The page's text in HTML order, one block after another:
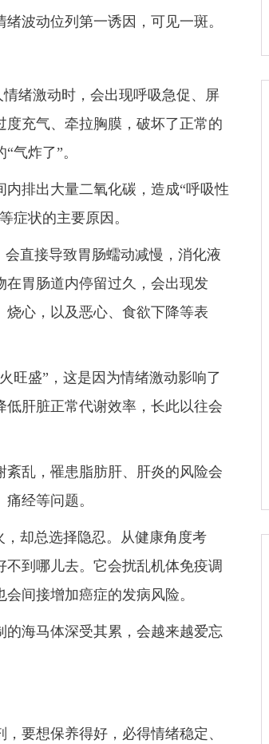
波动位列第一诱因，可见一斑。
绪激动时，会出现呼吸急促、屏
充气、牵拉胸膜，破坏了正常的
气炸了”。
排出大量二氧化碳，造成“呼吸性
症状的主要原因。
直接导致胃肠蠕动减慢，消化液
胃肠道内停留过久，会出现发
心，以及恶心、食欲下降等表
盛”，这是因为情绪激动影响了
肝脏正常代谢效率，长此以往会
乱，罹患脂肪肝、肝炎的风险会
经等问题。
却总选择隐忍。从健康角度考
到哪儿去。它会扰乱机体免疫调
间接增加癌症的发病风险。
海马体深受其累，会越来越爱忘
要想保养得好，必得情绪稳定、